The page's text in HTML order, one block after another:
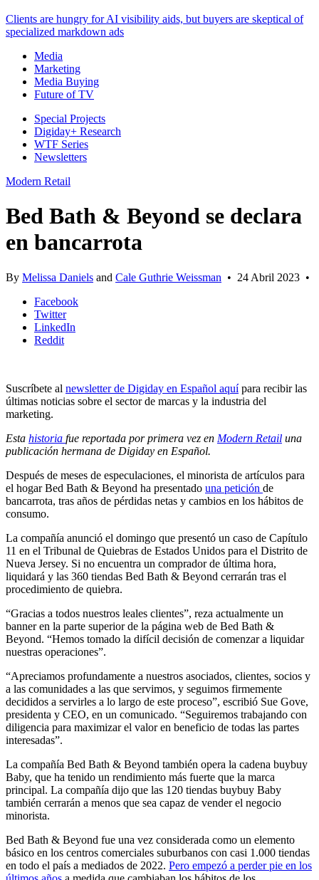
Clients are hungry for AI visibility aids, but buyers are skeptical of
specialized markdown ads
Media
Marketing
Media Buying
Future of TV
Special Projects
Digiday+ Research
WTF Series
Newsletters
Modern Retail
Bed Bath & Beyond se declara
en bancarrota
By Melissa Daniels and Cale Guthrie Weissman • 24 Abril 2023 •
Facebook
Twitter
LinkedIn
Reddit
Suscríbete al newsletter de Digiday en Español aquípara recibir las
últimas noticias sobre el sector de marcas y la industria del
marketing.
Esta historia fue reportada por primera vez en Modern Retail una
publicación hermana de Digiday en Español.
Después de meses de especulaciones, el minorista de artículos para
el hogar Bed Bath & Beyond ha presentado una petición de
bancarrota, tras años de pérdidas netas y cambios en los hábitos de
consumo.
La compañía anunció el domingo que presentó un caso de Capítulo
11 en el Tribunal de Quiebras de Estados Unidos para el Distrito de
Nueva Jersey. Si no encuentra un comprador de última hora,
liquidará y las 360 tiendas Bed Bath & Beyond cerrarán tras el
procedimiento de quiebra.
“Gracias a todos nuestros leales clientes”, reza actualmente un
banner en la parte superior de la página web de Bed Bath &
Beyond. “Hemos tomado la difícil decisión de comenzar a liquidar
nuestras operaciones”.
“Apreciamos profundamente a nuestros asociados, clientes, socios y
a las comunidades a las que servimos, y seguimos firmemente
decididos a servirles a lo largo de este proceso”, escribió Sue Gove,
presidenta y CEO, en un comunicado. “Seguiremos trabajando con
diligencia para maximizar el valor en beneficio de todas las partes
interesadas”.
La compañía Bed Bath & Beyond también opera la cadena buybuy
Baby, que ha tenido un rendimiento más fuerte que la marca
principal. La compañía dijo que las 120 tiendas buybuy Baby
también cerrarán a menos que sea capaz de vender el negocio
minorista.
Bed Bath & Beyond fue una vez considerada como un elemento
básico en los centros comerciales suburbanos con casi 1.000 tiendas
en todo el país a mediados de 2022. Pero empezó a perder pie en los